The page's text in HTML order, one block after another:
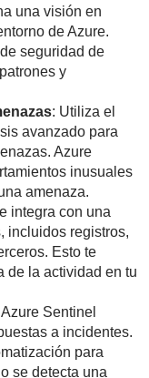
una visión en
de Azure.
seguridad de
y
: Utiliza el
avanzado para
Azure
inusuales
amenaza.
integra con una
incluidos registros,
Esto te
de la actividad en tu
Azure Sentinel
a incidentes.
para
se detecta una